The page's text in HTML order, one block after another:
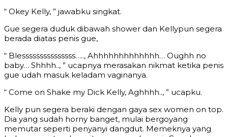
“ Okey Kelly, ” jawabku singkat.
Gue segera duduk dibawah shower dan Kellypun segera
berada diatas penis gue,
“ Blesssssssssssssss….., Ahhhhhhhhhhhhh… Oughh no
baby… Shhhh.., ” ucapnya merasakan nikmat ketika penis
gue udah masuk keladam vaginanya.
“ Come on Shake my Dick Kelly, Aghhhh.., ” ucapku.
Kelly pun segera beraki dengan gaya sex women on top.
Dia yang sudah horny banget, mulai bergoyang
memutar seperti penyanyi dangdut. Memeknya yang